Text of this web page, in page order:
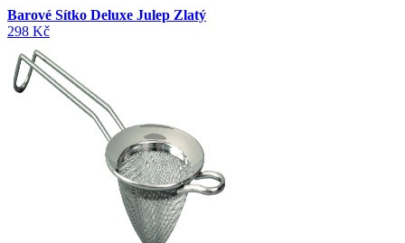
Barové Sítko Deluxe Julep Zlatý
298 Kč